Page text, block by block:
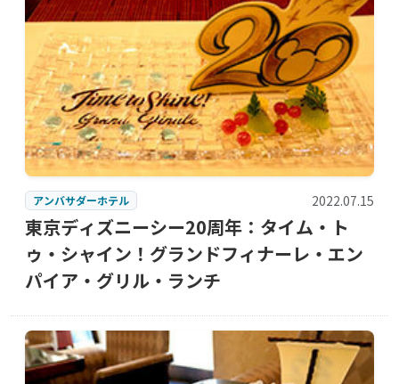
アンバサダーホテル 2022.07.15
東京ディズニーシー20周年：タイム・ト
ゥ・シャイン！グランドフィナーレ・エン
パイア・グリル・ランチ